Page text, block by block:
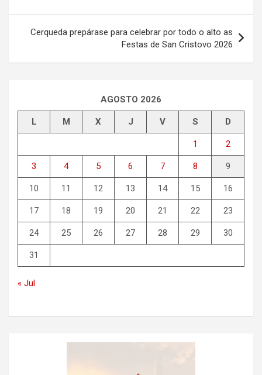
entradas
Cerqueda prepárase para celebrar por todo o alto as
Festas de San Cristovo 2026
AGOSTO 2026
L M X J V S D
1 2
3 4 5 6 7 8 9
10 11 12 13 14 15 16
17 18 19 20 21 22 23
24 25 26 27 28 29 30
31
« Jul